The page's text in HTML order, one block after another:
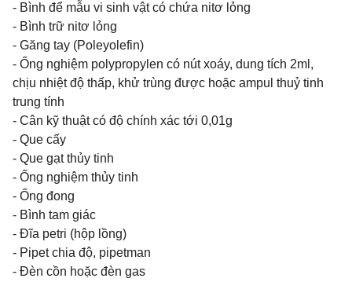
- Bình để mẫu vi sinh vật có chứa nitơ lỏng
- Bình trữ nitơ lỏng
- Găng tay (Poleyolefin)
- Ống nghiệm polypropylen có nút xoáy, dung tích 2ml,
chịu nhiệt độ thấp, khử trùng được hoặc ampul thuỷ tinh
trung tính
- Cân kỹ thuật có độ chính xác tới 0,01g
- Que cấy
- Que gạt thủy tinh
- Ống nghiệm thủy tinh
- Ống đong
- Bình tam giác
- Đĩa petri (hộp lồng)
- Pipet chia độ, pipetman
- Đèn cồn hoặc đèn gas